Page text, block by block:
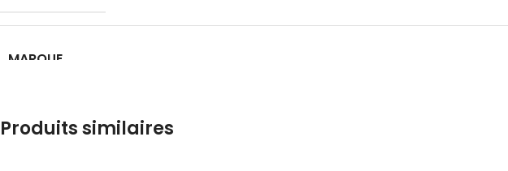
MARQUE
COLOR
Produits similaires